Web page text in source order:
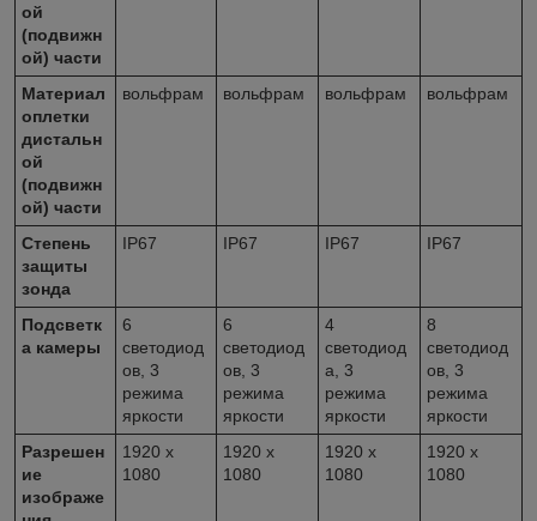
ой
(подвижн
ой) части
Материал
оплетки
дистальн
ой
(подвижн
ой) части
вольфрам вольфрам вольфрам вольфрам
Степень
защиты
зонда
IP67 IP67 IP67 IP67
Подсветк
а камеры
6
светодиод
ов, 3
режима
яркости
6
светодиод
ов, 3
режима
яркости
4
светодиод
а, 3
режима
яркости
8
светодиод
ов, 3
режима
яркости
Разрешен
ие
изображе
1920 х
1080
1920 х
1080
1920 х
1080
1920 х
1080